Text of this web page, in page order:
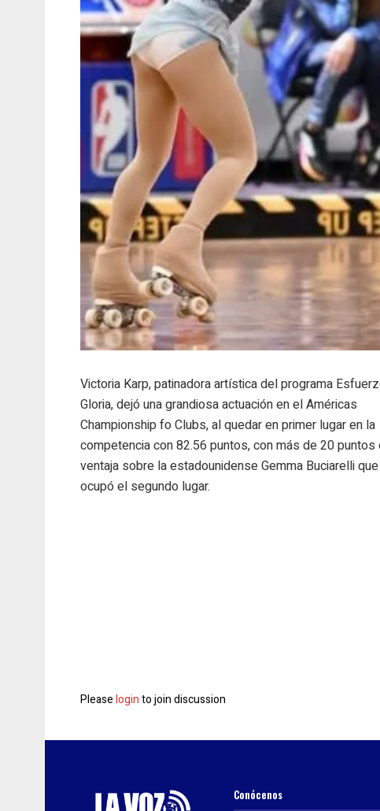
Victoria Karp, patinadora artística del programa
Gloria, dejó una grandiosa actuación en el Américas
Championship fo Clubs, al quedar en primer lugar en la
competencia con 82.56 puntos, con más de 20 puntos
ventaja sobre la estadounidense Gemma Buciarelli que
ocupó el segundo lugar.
Pleaseloginto join discussion
Conócenos